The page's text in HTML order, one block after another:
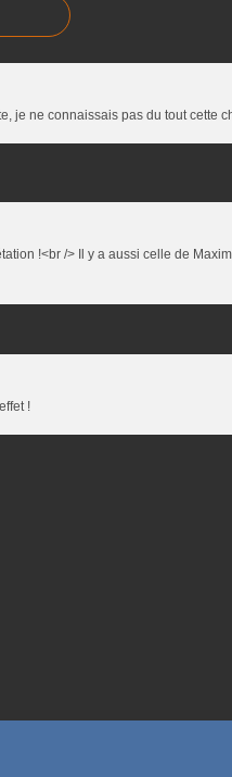
je ne connaissais pas du tout cette
!<br /> Il y a aussi celle de
!